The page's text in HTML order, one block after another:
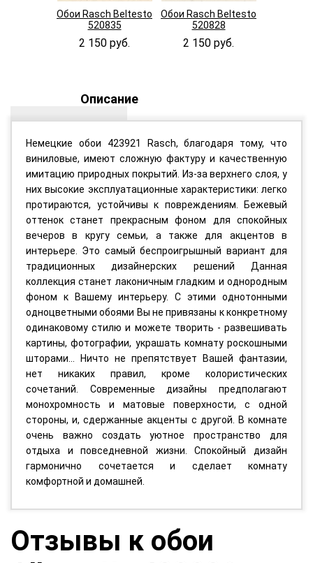
Обои Rasch Beltesto
520835
2 150 руб.
Обои Rasch Beltesto
520828
2 150 руб.
Описание
Немецкие обои 423921 Rasch, благодаря тому, что
виниловые, имеют сложную фактуру и качественную
имитацию природных покрытий. Из-за верхнего слоя, у
них высокие эксплуатационные характеристики: легко
протираются, устойчивы к повреждениям. Бежевый
оттенок станет прекрасным фоном для спокойных
вечеров в кругу семьи, а также для акцентов в
интерьере. Это самый беспроигрышный вариант для
традиционных дизайнерских решений Данная
коллекция станет лаконичным гладким и однородным
фоном к Вашему интерьеру. С этими однотонными
одноцветными обоями Вы не привязаны к конкретному
одинаковому стилю и можете творить - развешивать
картины, фотографии, украшать комнату роскошными
шторами... Ничто не препятствует Вашей фантазии,
нет никаких правил, кроме колористических
сочетаний. Современные дизайны предполагают
монохромность и матовые поверхности, с одной
стороны, и, сдержанные акценты с другой. В комнате
очень важно создать уютное пространство для
отдыха и повседневной жизни. Спокойный дизайн
гармонично сочетается и сделает комнату
комфортной и домашней.
Отзывы к обои